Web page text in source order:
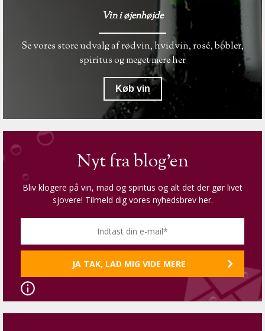
Vin i øjenhøjde
Se vores store udvalg af rødvin, hvidvin, rosé, bobler,
spiritus og meget mere her
Køb vin
Nyt fra blog'en
Bliv klogere på vin, mad og spiritus og alt det der gør livet
sjovere! Tilmeld dig vores nyhedsbrev her.